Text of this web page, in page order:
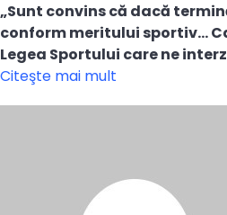
„Sunt convins că dacă
conform meritului sportiv…
Legea Sportului care ne
Citeşte mai mult